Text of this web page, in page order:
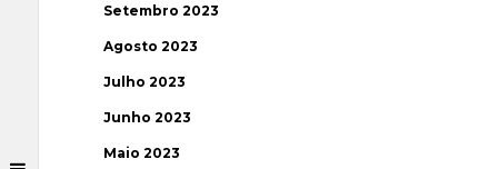
Setembro 2023
Agosto 2023
Julho 2023
Junho 2023
Maio 2023